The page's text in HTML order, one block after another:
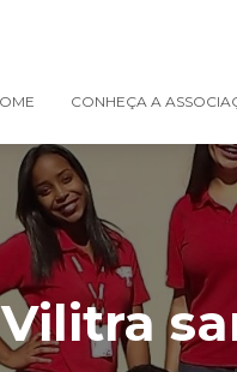
CONHEÇA A